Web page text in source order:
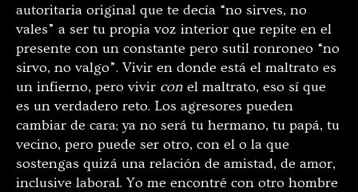
autoritaria original que te decía “no sirves, no
vales” a ser tu propia voz interior que repite en el
presente con un constante pero sutil ronroneo “no
sirvo, no valgo”. Vivir en donde está el maltrato es
un infierno, pero vivir con el maltrato, eso sí que
es un verdadero reto. Los agresores pueden
cambiar de cara; ya no será tu hermano, tu papá, tu
vecino, pero puede ser otro, con el o la que
sostengas quizá una relación de amistad, de amor,
inclusive laboral. Yo me encontré con otro hombre